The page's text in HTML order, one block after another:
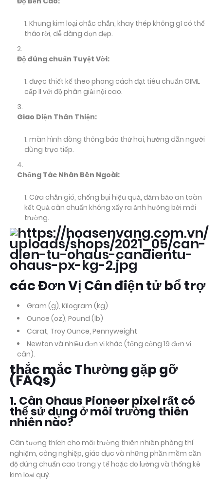
Khung kim loại chắc chắn, khay thép không gỉ có thể
tháo rời, dễ dàng dọn dẹp.
Độ đúng chuẩn Tuyệt Vời:
được thiết kế theo phong cách đạt tiêu chuẩn OIML
cấp II với độ phân giải nội cao.
Giao Diện Thân Thiện:
màn hình dòng thông báo thứ hai, hướng dẫn người
dùng trực tiếp.
Chống Tác Nhân Bên Ngoài:
Cửa chắn gió, chống bụi hiệu quả, đảm bảo an toàn
kết Quả cân chuẩn không xẩy ra ảnh hưởng bởi môi
trường.
các Đơn Vị Cân điện tử bổ trợ
Gram (g), Kilogram (kg)
Ounce (oz), Pound (lb)
Carat, Troy Ounce, Pennyweight
Newton và nhiều đơn vị khác (tổng cộng 19 đơn vị
cân).
thắc mắc Thường gặp gỡ
(FAQs)
1. Cân Ohaus Pioneer pixel rất có
thể sử dụng ở môi trường thiên
nhiên nào?
Cân tương thích cho môi trường thiên nhiên phòng thí
nghiệm, công nghiệp, giáo dục và những phần mềm cần
độ đúng chuẩn cao trong y tế hoặc đo lường và thống kê
kim loại quý.